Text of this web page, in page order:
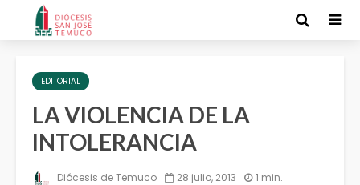
EDITORIAL
LA VIOLENCIA DE LA
INTOLERANCIA
Diócesis de Temuco 28 julio, 2013 1 min.